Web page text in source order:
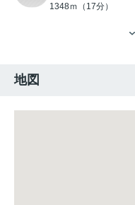
1348ｍ（17分）
地図